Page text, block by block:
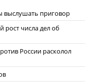
выслушать приговор
рост числа дел об
России расколол